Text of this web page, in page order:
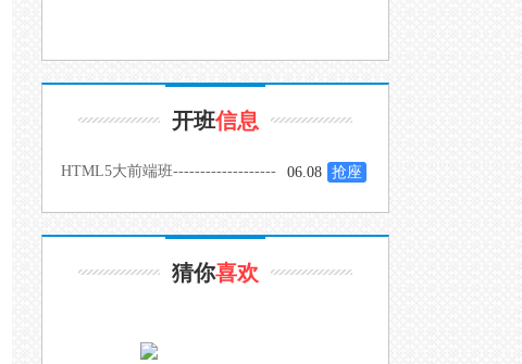
开班信息
HTML5大前端班-------------------
-
06.08 抢座
猜你喜欢